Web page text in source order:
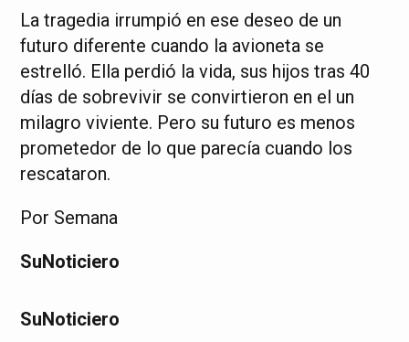
La tragedia irrumpió en ese deseo de un
futuro diferente cuando la avioneta se
estrelló. Ella perdió la vida, sus hijos tras 40
días de sobrevivir se convirtieron en el un
milagro viviente. Pero su futuro es menos
prometedor de lo que parecía cuando los
rescataron.
Por Semana
SuNoticiero
SuNoticiero